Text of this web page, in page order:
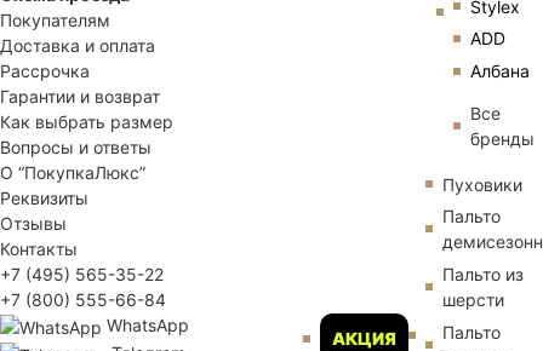
Stylex
ADD
Албана
Все
бренды
АКЦИЯ
Пуховики
Пальто
Пальто из
шерсти
Пальто
Покупателям
Доставка и оплата
Рассрочка
Гарантии и возврат
Как выбрать размер
Вопросы и ответы
О “ПокупкаЛюкс”
Реквизиты
Отзывы
Контакты
+7 (495) 565-35-22
+7 (800) 555-66-84
WhatsApp